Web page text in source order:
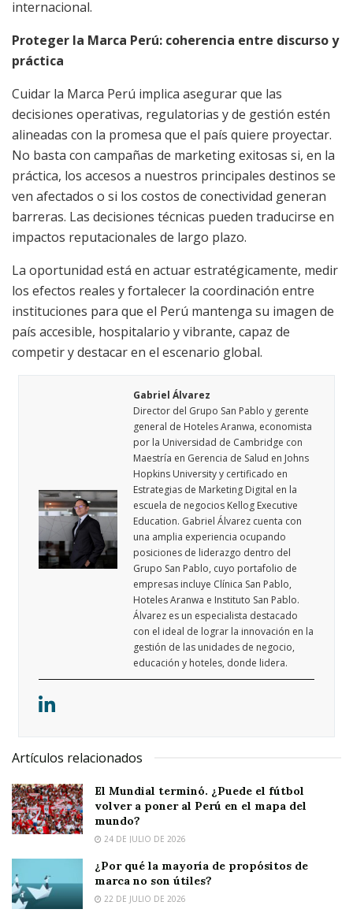
internacional.
Proteger la Marca Perú: coherencia entre discurso y
práctica
Cuidar la Marca Perú implica asegurar que las
decisiones operativas, regulatorias y de gestión estén
alineadas con la promesa que el país quiere proyectar.
No basta con campañas de marketing exitosas si, en la
práctica, los accesos a nuestros principales destinos se
ven afectados o si los costos de conectividad generan
barreras. Las decisiones técnicas pueden traducirse en
impactos reputacionales de largo plazo.
La oportunidad está en actuar estratégicamente, medir
los efectos reales y fortalecer la coordinación entre
instituciones para que el Perú mantenga su imagen de
país accesible, hospitalario y vibrante, capaz de
competir y destacar en el escenario global.
Gabriel Álvarez
Director del Grupo San Pablo y gerente
general de Hoteles Aranwa, economista
por la Universidad de Cambridge con
Maestría en Gerencia de Salud en Johns
Hopkins University y certificado en
Estrategias de Marketing Digital en la
escuela de negocios Kellog Executive
Education. Gabriel Álvarez cuenta con
una amplia experiencia ocupando
posiciones de liderazgo dentro del
Grupo San Pablo, cuyo portafolio de
empresas incluye Clínica San Pablo,
Hoteles Aranwa e Instituto San Pablo.
Álvarez es un especialista destacado
con el ideal de lograr la innovación en la
gestión de las unidades de negocio,
educación y hoteles, donde lidera.
Artículos relacionados
El Mundial terminó. ¿Puede el fútbol
volver a poner al Perú en el mapa del
mundo?
24 DE JULIO DE 2026
¿Por qué la mayoría de propósitos de
marca no son útiles?
22 DE JULIO DE 2026